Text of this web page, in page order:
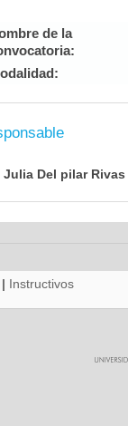
de la
Julia Del pilar
| Instructivos